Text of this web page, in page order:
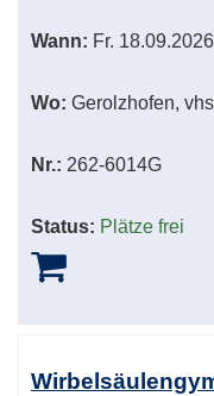
Wann: Fr.
Wo: Gerolzhofen,
Nr.: 262-6014G
Status: Plätze frei